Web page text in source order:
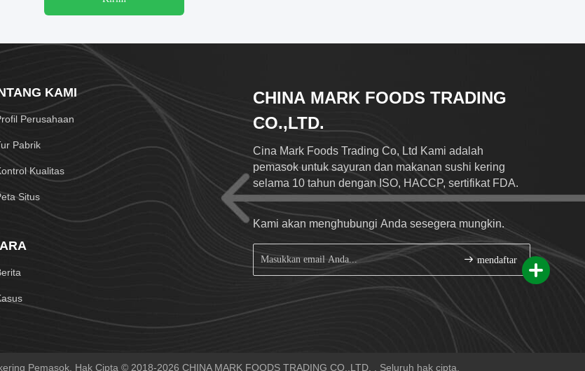
KAMI
Perusahaan
Pabrik
Kualitas
Situs
CHINA MARK FOODS TRADING
CO.,LTD.
Cina Mark Foods Trading Co, Ltd Kami adalah
pemasok untuk sayuran dan makanan sushi kering
selama 10 tahun dengan ISO, HACCP, sertifikat FDA.
Kami akan menghubungi Anda sesegera mungkin.
mendaftar
Pemasok. Hak Cipta © 2018-2026 CHINA MARK FOODS TRADING CO.,LTD. . Seluruh hak cipta.